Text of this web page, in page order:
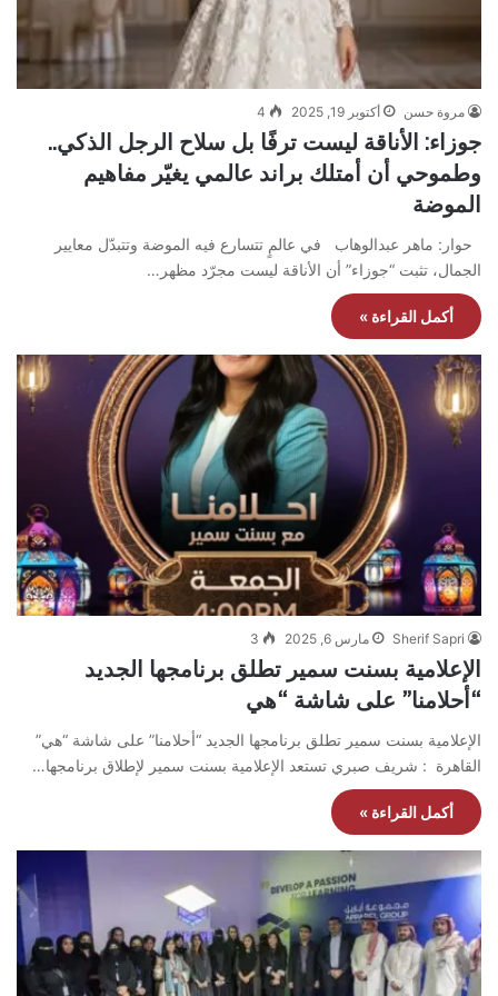
مروة حسن أكتوبر 19, 2025 4
جوزاء: الأناقة ليست ترفًا بل سلاح الرجل الذكي..
وطموحي أن أمتلك براند عالمي يغيّر مفاهيم
الموضة
حوار: ماهر عبدالوهاب في عالمٍ تتسارع فيه الموضة وتتبدّل معايير
الجمال، تثبت “جوزاء” أن الأناقة ليست مجرّد مظهر…
أكمل القراءة »
Sherif Sapri مارس 6, 2025 3
الإعلامية بسنت سمير تطلق برنامجها الجديد
“أحلامنا” على شاشة “هي
الإعلامية بسنت سمير تطلق برنامجها الجديد “أحلامنا” على شاشة “هي”
القاهرة : شريف صبري تستعد الإعلامية بسنت سمير لإطلاق برنامجها…
أكمل القراءة »